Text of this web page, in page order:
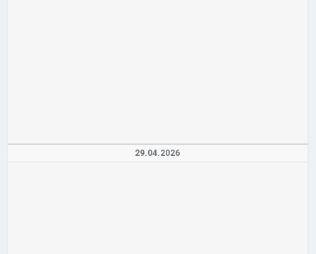
29.04.2026